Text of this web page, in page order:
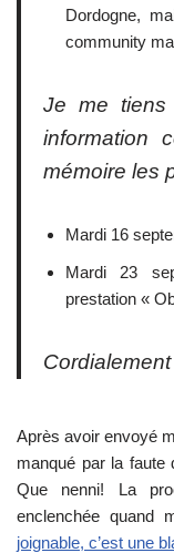
Dordogne,
community
Je me tiens
information
mémoire les
Mardi 16
Mardi 23
prestation «
Cordialement
Après avoir envoyé
manqué par la faute
Que nenni! La
enclenchée
joignable, c’est une